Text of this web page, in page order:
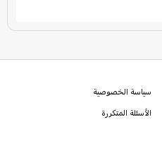
سياسة الخصوصية
الأسئلة المتكررة